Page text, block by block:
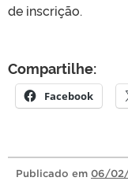
de inscrição.
Compartilhe:
Facebook
Publicado em 06/